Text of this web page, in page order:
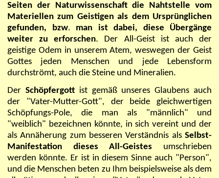
Seiten der Naturwissenschaft die Nahtstelle vom
Materiellen zum Geistigen als dem Ursprünglichen
gefunden, bzw. man ist dabei, diese Übergänge
weiter zu erforschen. Der All-Geist ist auch der
geistige Odem in unserem Atem, weswegen der Geist
Gottes jeden Menschen und jede Lebensform
durchströmt, auch die Steine und Mineralien.
Der Schöpfergottist gemäß unseres Glaubens auch
der "Vater-Mutter-Gott", der beide gleichwertigen
Schöpfungs-Pole, die man als "männlich" und
"weiblich" bezeichnen könnte, in sich vereint und der
als Annäherung zum besseren Verständnis als Selbst-
Manifestation dieses All-Geistes umschrieben
werden könnte. Er ist in diesem Sinne auch "Person",
und die Menschen beten zu Ihm beispielsweise als dem